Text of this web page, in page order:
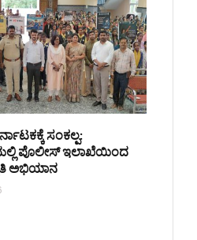
ಸಂಕಲ್ಪ:
ಪೊಲೀಸ್ ಇಲಾಖೆಯಿಂದ
ಅಭಿಯಾನ